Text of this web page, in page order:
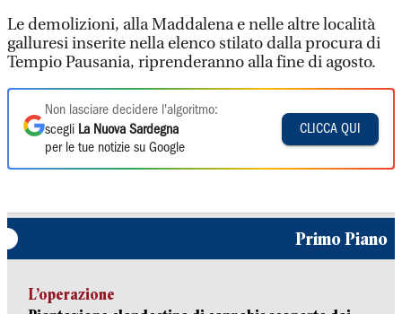
Le demolizioni, alla Maddalena e nelle altre località
galluresi inserite nella elenco stilato dalla procura di
Tempio Pausania, riprenderanno alla fine di agosto.
Non lasciare decidere l'algoritmo:
scegli La Nuova Sardegna
per le tue notizie su Google
CLICCA QUI
Primo Piano
L’operazione